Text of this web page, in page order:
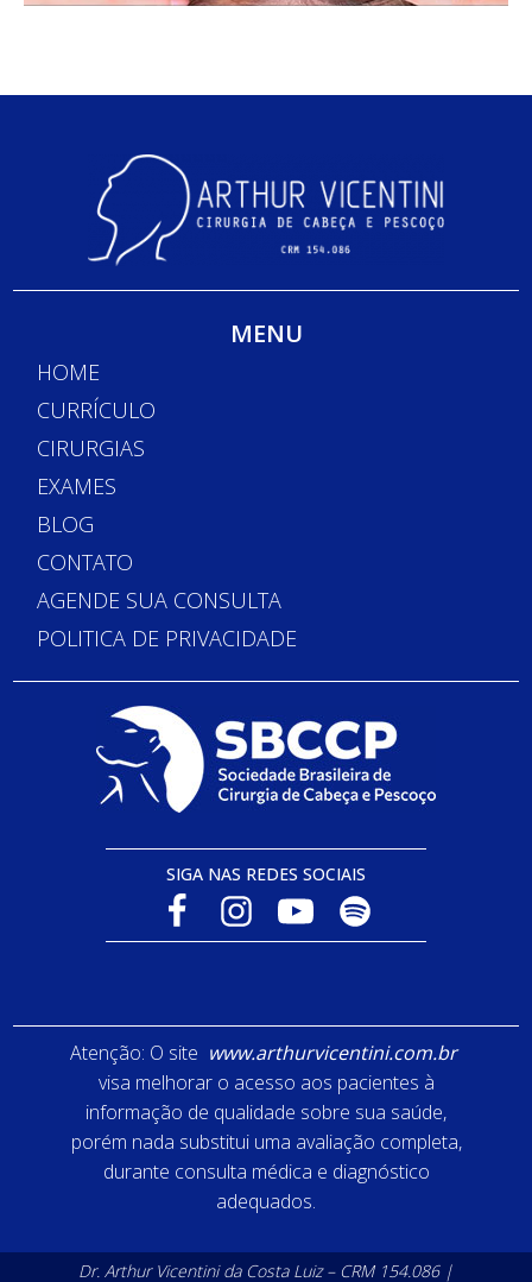
MENU
HOME
CURRÍCULO
CIRURGIAS
EXAMES
BLOG
CONTATO
AGENDE SUA CONSULTA
POLITICA DE PRIVACIDADE
SIGA NAS REDES SOCIAIS
Atenção: O site www.arthurvicentini.com.br
visa melhorar o acesso aos pacientes à
informação de qualidade sobre sua saúde,
porém nada substitui uma avaliação completa,
durante consulta médica e diagnóstico
adequados.
Dr. Arthur Vicentini da Costa Luiz – CRM 154.086 |